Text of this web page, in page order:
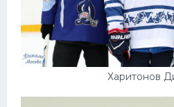
Харитонов
Еще картинки...
Футбол
Баскетбол